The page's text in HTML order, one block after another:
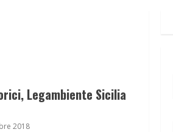
Legambiente Sicilia
2018